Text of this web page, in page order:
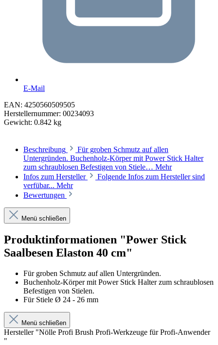
E-Mail
EAN: 4250560509505
Herstellernummer: 00234093
Gewicht: 0.842 kg
Beschreibung
Für groben Schmutz auf allen
Untergründen. Buchenholz-Körper mit Power Stick Halter
zum schraublosen Befestigen von Stiele… Mehr
Infos zum Hersteller
Folgende Infos zum Hersteller sind
verfübar... Mehr
Bewertungen
Menü schließen
Produktinformationen "Power Stick
Saalbesen Elaston 40 cm"
Für groben Schmutz auf allen Untergründen.
Buchenholz-Körper mit Power Stick Halter zum schraublosen
Befestigen von Stielen.
Für Stiele Ø 24 - 26 mm
Menü schließen
Hersteller "Nölle Profi Brush Profi-Werkzeuge für Profi-Anwender
"